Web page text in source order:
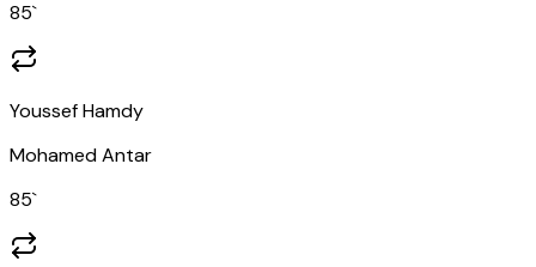
85`
Youssef Hamdy
Mohamed Antar
85`